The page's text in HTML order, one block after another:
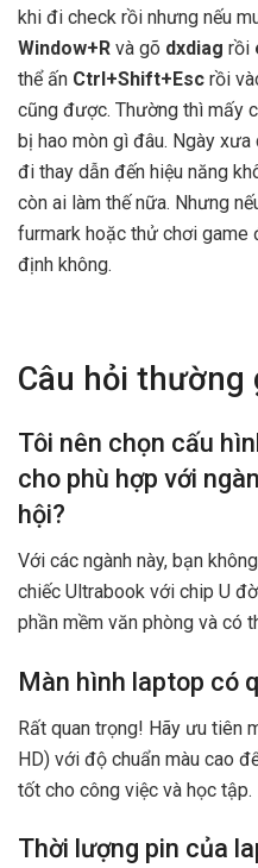
khi đi check rồi nhưng nếu
Window+R và gõ dxdiag rồi
thể ấn Ctrl+Shift+Esc rồi
cũng được. Thường thì mấy
bị hao mòn gì đâu. Ngày
đi thay dẫn đến hiệu năng
còn ai làm thế nữa. Nhưng
furmark hoặc thử chơi game
định không.
Câu hỏi thường
Tôi nên chọn cấu
cho phù hợp với
hội?
Với các ngành này, bạn
chiếc Ultrabook với chip U
phần mềm văn phòng và có
Màn hình laptop có
Rất quan trọng! Hãy ưu tiên
HD) với độ chuẩn màu cao
tốt cho công việc và học tập.
Thời lượng pin của